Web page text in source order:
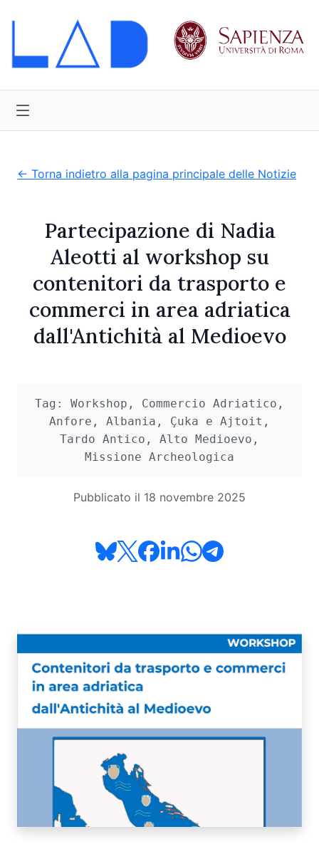
← Torna indietro alla pagina principale delle Notizie
Partecipazione di Nadia
Aleotti al workshop su
contenitori da trasporto e
commerci in area adriatica
dall'Antichità al Medioevo
Tag: Workshop, Commercio Adriatico,
Anfore, Albania, Çuka e Ajtoit,
Tardo Antico, Alto Medioevo,
Missione Archeologica
Pubblicato il 18 novembre 2025